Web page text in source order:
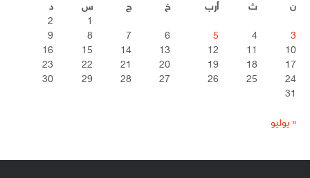
ن
ث أرب خ ج س
د
1
2
3
4
5
6
7
8
9
10
11
12
13
14
15
16
17
18
19
20
21
22
23
24
25
26
27
28
29
30
31
« يوليو